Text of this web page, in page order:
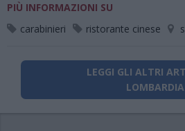
PIÙ INFORMAZIONI SU
carabinieri
ristorante cinese
LEGGI GLI ALTRI
LOMBARDIA